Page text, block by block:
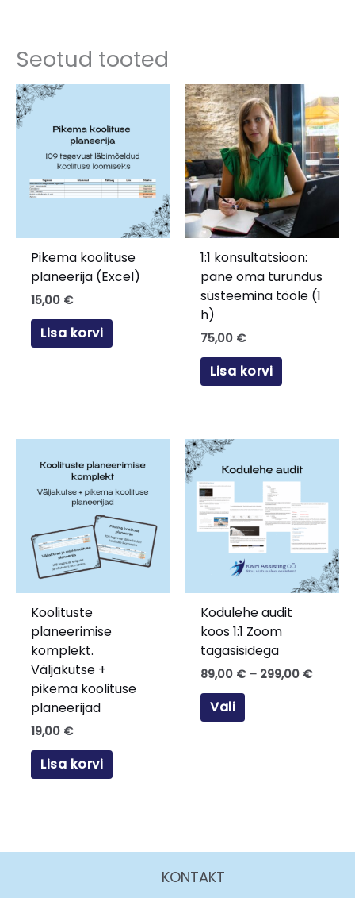
Seotud tooted
Pikema koolituse
planeerija (Excel)
15,00 €
Lisa korvi
1:1 konsultatsioon:
pane oma turundus
süsteemina tööle (1
h)
75,00 €
Lisa korvi
Koolituste
planeerimise
komplekt.
Väljakutse +
pikema koolituse
planeerijad
19,00 €
Lisa korvi
Kodulehe audit
koos 1:1 Zoom
tagasisidega
89,00 € – 299,00 €
Vali
tootel
mitu
varianti.
Valikuid
saab
KONTAKT